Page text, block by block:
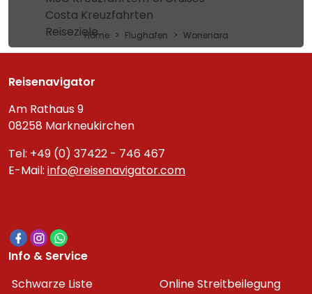
Costa Kreuzfahrten
Reiseziele
Home Flughafen Wonenara
Reisenavigator
Am Rathaus 9
08258 Markneukirchen
Tel: +49 (0) 37422 - 746 467
E-Mail: info@reisenavigator.com
Info & Service
Schwarze Liste
Online Streitbeilegung